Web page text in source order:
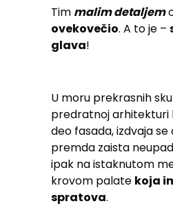
Tim malim detaljem
ovekovečio. A to je –
glava!
U moru prekrasnih
predratnoj arhitekturi
deo fasada, izdvaja
premda zaista
ipak na istaknutom
krovom palate koja
spratova.